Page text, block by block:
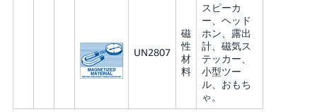
UN2807
磁
性
材
料
スピーカ
ー、ヘッド
ホン、露出
計、磁気ス
テッカー、
小型ツー
ル、おもち
ゃ。